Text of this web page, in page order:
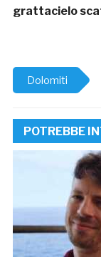
grattacielo
Dolomiti
POTREBBE